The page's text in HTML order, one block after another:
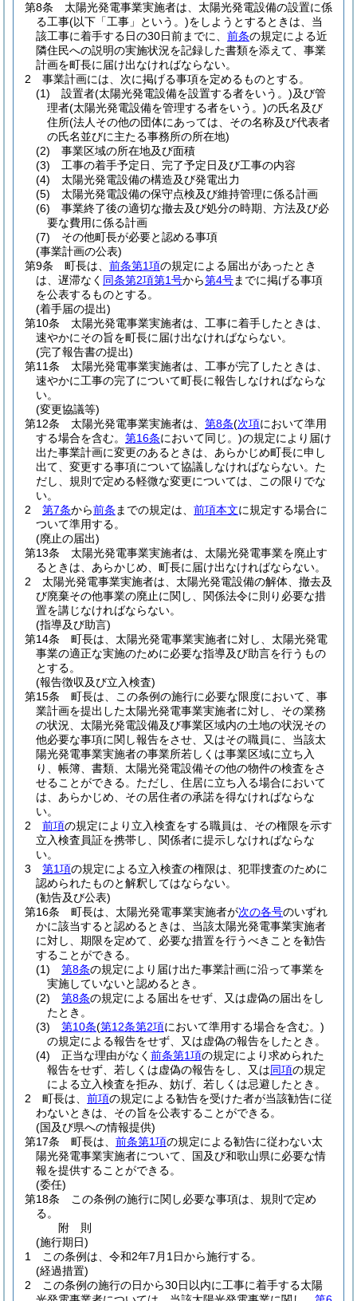
第8条
太陽光発電事業実施者は、太陽光発電設備の設置に係
る工事(以下「工事」という。)をしようとするときは、当
該工事に着手する日の30日前までに、 前条の規定による近
隣住民への説明の実施状況を記録した書類を添えて、事業
計画を町長に届け出なければならない。
2
事業計画には、次に掲げる事項を定めるものとする。
(1)
設置者(太陽光発電設備を設置する者をいう。)及び管
理者(太陽光発電設備を管理する者をいう。)の氏名及び
住所(法人その他の団体にあっては、その名称及び代表者
の氏名並びに主たる事務所の所在地)
(2)
事業区域の所在地及び面積
(3)
工事の着手予定日、完了予定日及び工事の内容
(4)
太陽光発電設備の構造及び発電出力
(5)
太陽光発電設備の保守点検及び維持管理に係る計画
(6)
事業終了後の適切な撤去及び処分の時期、方法及び必
要な費用に係る計画
(7)
その他町長が必要と認める事項
(事業計画の公表)
第9条
町長は、 前条第1項の規定による届出があったとき
は、遅滞なく 同条第2項第1号から第4号までに掲げる事項
を公表するものとする。
(着手届の提出)
第10条
太陽光発電事業実施者は、工事に着手したときは、
速やかにその旨を町長に届け出なければならない。
(完了報告書の提出)
第11条
太陽光発電事業実施者は、工事が完了したときは、
速やかに工事の完了について町長に報告しなければならな
い。
(変更協議等)
第12条
太陽光発電事業実施者は、 第8条(次項において準用
する場合を含む。 第16条において同じ。)の規定により届け
出た事業計画に変更のあるときは、あらかじめ町長に申し
出て、変更する事項について協議しなければならない。 た
だし、規則で定める軽微な変更については、この限りでな
い。
2
第7条から前条 までの規定は、 前項本文に規定する場合に
ついて準用する。
(廃止の届出)
第13条
太陽光発電事業実施者は、太陽光発電事業を廃止す
るときは、あらかじめ、町長に届け出なければならない。
2
太陽光発電事業実施者は、太陽光発電設備の解体、撤去及
び廃棄その他事業の廃止に関し、関係法令に則り必要な措
置を講じなければならない。
(指導及び助言)
第14条
町長は、太陽光発電事業実施者に対し、太陽光発電
事業の適正な実施のために必要な指導及び助言を行うもの
とする。
(報告徴収及び立入検査)
第15条
町長は、この条例の施行に必要な限度において、事
業計画を提出した太陽光発電事業実施者に対し、その業務
の状況、太陽光発電設備及び事業区域内の土地の状況その
他必要な事項に関し報告をさせ、又はその職員に、当該太
陽光発電事業実施者の事業所若しくは事業区域に立ち入
り、帳簿、書類、太陽光発電設備その他の物件の検査をさ
せることができる。 ただし、住居に立ち入る場合において
は、あらかじめ、その居住者の承諾を得なければならな
い。
2
前項の規定により立入検査をする職員は、その権限を示す
立入検査員証を携帯し、関係者に提示しなければならな
い。
3
第1項の規定による立入検査の権限は、犯罪捜査のために
認められたものと解釈してはならない。
(勧告及び公表)
第16条
町長は、太陽光発電事業実施者が次の各号のいずれ
かに該当すると認めるときは、当該太陽光発電事業実施者
に対し、期限を定めて、必要な措置を行うべきことを勧告
することができる。
(1)
第8条の規定により届け出た事業計画に沿って事業を
実施していないと認めるとき。
(2)
第8条の規定による届出をせず、又は虚偽の届出をし
たとき。
(3)
第10条(第12条第2項において準用する場合を含む。)
の規定による報告をせず、又は虚偽の報告をしたとき。
(4)
正当な理由がなく 前条第1項の規定により求められた
報告をせず、若しくは虚偽の報告をし、又は同項の規定
による立入検査を拒み、妨げ、若しくは忌避したとき。
2
町長は、 前項の規定による勧告を受けた者が当該勧告に従
わないときは、その旨を公表することができる。
(国及び県への情報提供)
第17条
町長は、 前条第1項の規定による勧告に従わない太
陽光発電事業実施者について、国及び和歌山県に必要な情
報を提供することができる。
(委任)
第18条
この条例の施行に関し必要な事項は、規則で定め
る。
附 則
(施行期日)
1
この条例は、令和2年7月1日から施行する。
(経過措置)
2
この条例の施行の日から30日以内に工事に着手する太陽